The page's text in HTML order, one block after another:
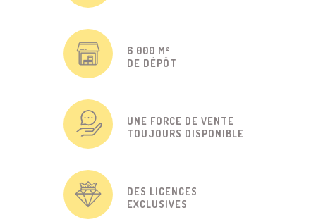
6 000 M²
DE DÉPÔT
UNE FORCE DE VENTE
TOUJOURS DISPONIBLE
DES LICENCES
EXCLUSIVES